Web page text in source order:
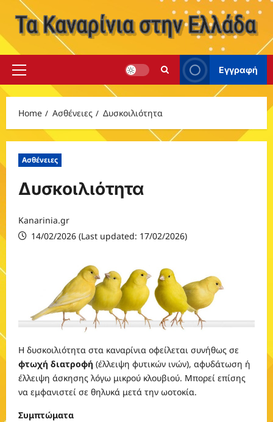
content
Primary
Εγγραφή
Home Ασθένειες Δυσκοιλιότητα
Ασθένειες
Δυσκοιλιότητα
Kanarinia.gr
14/02/2026 (Last updated: 17/02/2026)
Η δυσκοιλιότητα στα καναρίνια οφείλεται συνήθως σε
φτωχή διατροφή (έλλειψη φυτικών ινών), αφυδάτωση ή
έλλειψη άσκησης λόγω μικρού κλουβιού. Μπορεί επίσης
να εμφανιστεί σε θηλυκά μετά την ωοτοκία.
Συμπτώματα